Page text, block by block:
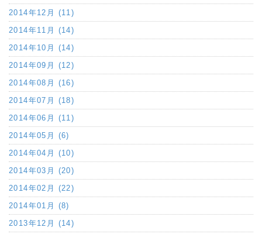
2014年12月 (11)
2014年11月 (14)
2014年10月 (14)
2014年09月 (12)
2014年08月 (16)
2014年07月 (18)
2014年06月 (11)
2014年05月 (6)
2014年04月 (10)
2014年03月 (20)
2014年02月 (22)
2014年01月 (8)
2013年12月 (14)